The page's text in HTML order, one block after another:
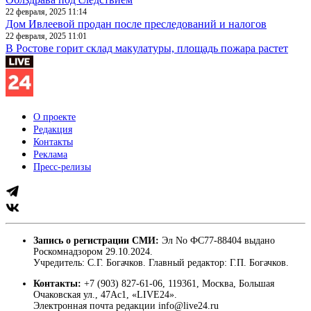
22 февраля, 2025 11:14
Дом Ивлеевой продан после преследований и налогов
22 февраля, 2025 11:01
В Ростове горит склад макулатуры, площадь пожара растет
О проекте
Редакция
Контакты
Реклама
Пресс-релизы
Запись о регистрации СМИ: Эл No ФС77-88404 выдано
Роскомнадзором 29.10.2024.
Учредитель: С.Г. Богачков. Главный редактор: Г.П. Богачков.
Контакты: +7 (903) 827-61-06, 119361, Москва, Большая
Очаковская ул., 47Ас1, «LIVE24».
Электронная почта редакции info@live24.ru